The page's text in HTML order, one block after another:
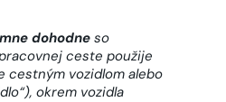
dohodneso
ceste použije
cestným vozidlom alebo
okrem vozidla